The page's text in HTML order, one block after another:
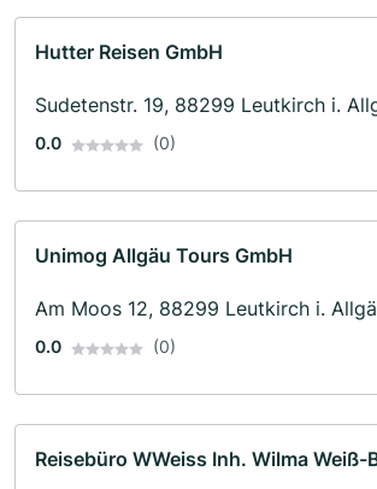
Hutter Reisen GmbH
Sudetenstr. 19, 88299 Leutkirch i.
0.0 (0)
Unimog Allgäu Tours GmbH
Am Moos 12, 88299 Leutkirch i.
0.0 (0)
Reisebüro WWeiss Inh. Wilma Weiß-